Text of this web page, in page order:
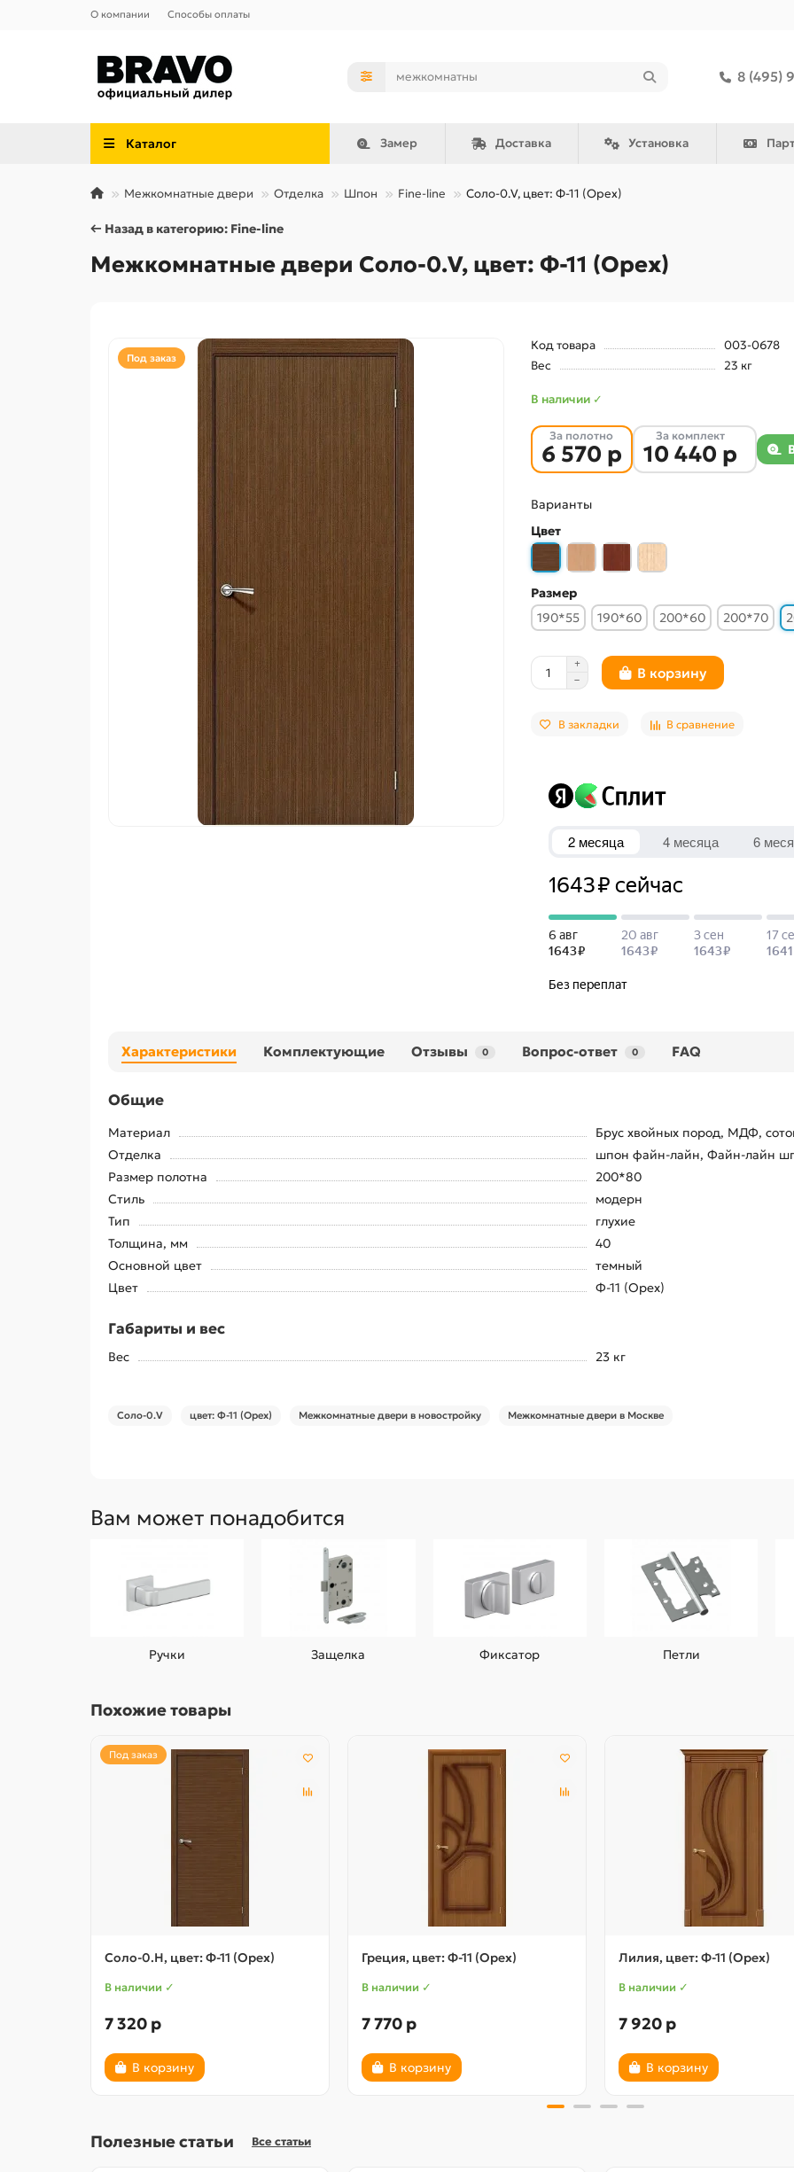
О компании Способы оплаты
8 (495)
Каталог Замер Доставка Установка
Межкомнатные двери Отделка Шпон Fine-line Соло-0.V, цвет: Ф-11 (Орех)
← Назад в категорию: Fine-line
Межкомнатные двери Соло-0.V, цвет: Ф-11 (Орех)
Под заказ
Код товара
003-0678
Вес
23 кг
В наличии ✓
За полотно
6 570 р
За комплект
10 440 р
Варианты
Цвет
Размер
190*55
190*60 200*60 200*70
В корзину
В закладки В сравнение
Характеристики Комплектующие Отзывы 0 Вопрос-ответ 0 FAQ
Общие
Материал
Брус хвойных пород, МДФ,
Отделка
шпон файн-лайн, Файн-лайн
Размер полотна
200*80
Стиль
модерн
Тип
глухие
Толщина, мм
40
Основной цвет
темный
Цвет
Ф-11 (Орех)
Габариты и вес
Вес 23 кг
Соло-0.V цвет: Ф-11 (Орех) Межкомнатные двери в новостройку Межкомнатные двери в Москве
Вам может понадобится
Ручки Защелка Фиксатор Петли
Похожие товары
Под заказ
Соло-0.H, цвет: Ф-11 (Орех)
В наличии ✓
7 320 р
В корзину
Греция, цвет: Ф-11 (Орех)
В наличии ✓
7 770 р
В корзину
Лилия, цвет: Ф-11 (Орех)
В наличии ✓
7 920 р
В корзину
Полезные статьи Все статьи